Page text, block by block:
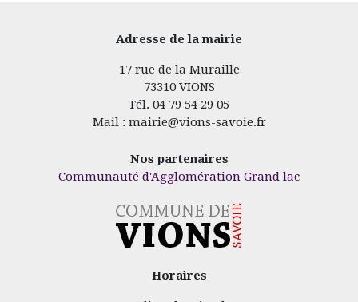
Adresse de la mairie
17 rue de la Muraille
73310 VIONS
Tél. 04 79 54 29 05
Mail : mairie@vions-savoie.fr
Nos partenaires
Communauté d'Agglomération Grand lac
Horaires